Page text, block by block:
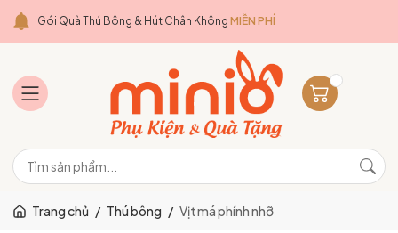
Gói Quà Thú Bông & Hút Chân Không MIỄN PHÍ
Trang chủ / Thú bông / Vịt má phính nhỡ